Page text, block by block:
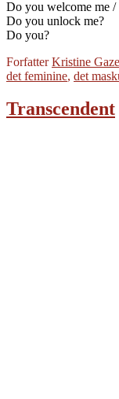
Do you welcome me /
Do you unlock me?
Do you?
ForfatterKristine
det feminine, det
Transcendent